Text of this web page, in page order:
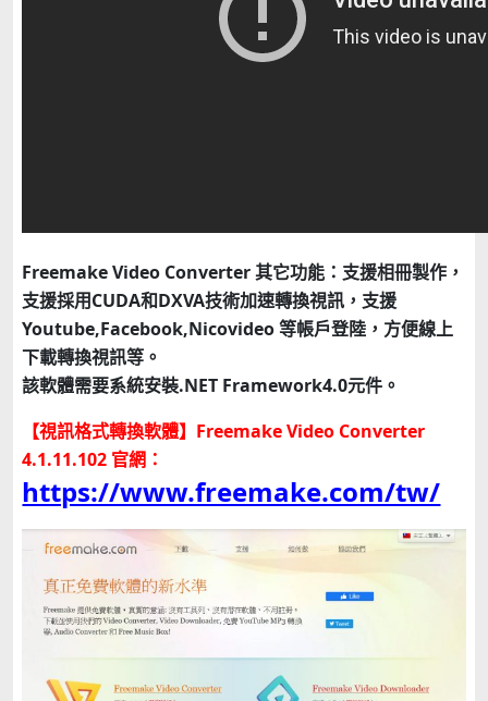
Freemake Video Converter 其它功能：支援相冊製作，
支援採用CUDA和DXVA技術加速轉換視訊，支援
Youtube,Facebook,Nicovideo 等帳戶登陸，方便線上
下載轉換視訊等。
該軟體需要系統安裝.NET Framework4.0元件。
【視訊格式轉換軟體】Freemake Video Converter
4.1.11.102 官網：
https://www.freemake.com/tw/